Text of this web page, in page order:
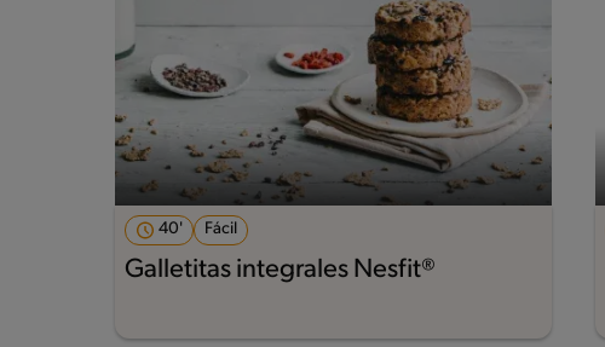
40' Fácil
Galletitas integrales Nesfit®